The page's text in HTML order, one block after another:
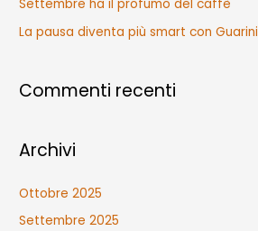
Settembre ha il profumo del caffè
La pausa diventa più smart con Guarini
Commenti recenti
Archivi
Ottobre 2025
Settembre 2025